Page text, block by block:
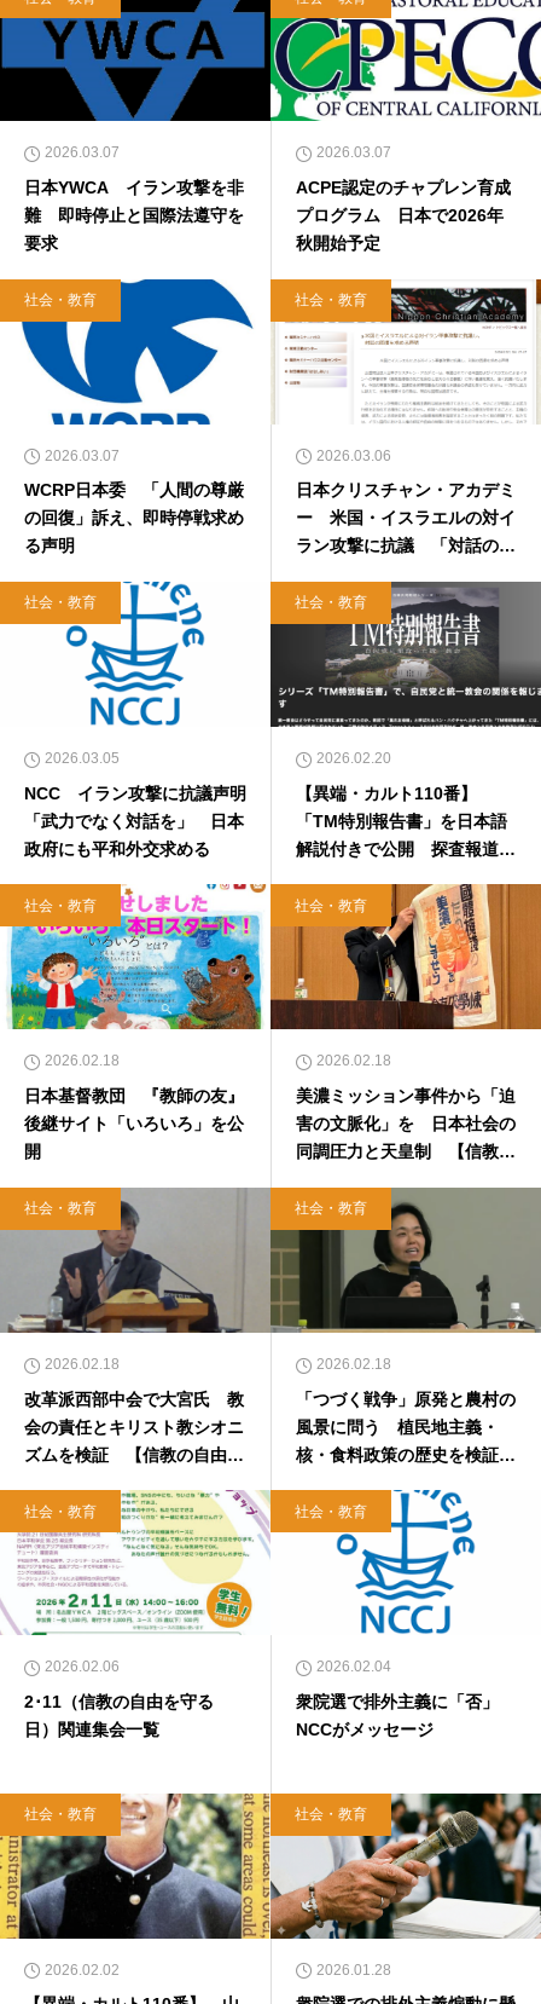
2026.03.07
日本YWCA イラン攻撃を非
難 即時停止と国際法遵守を
要求
2026.03.07
ACPE認定のチャプレン育成
プログラム 日本で2026年
秋開始予定
社会・教育
2026.03.07
WCRP日本委 「人間の尊厳
の回復」訴え、即時停戦求め
る声明
社会・教育
2026.03.06
日本クリスチャン・アカデミ
ー 米国・イスラエルの対イ
ラン攻撃に抗議 「対話の道
社会・教育
2026.03.05
NCC イラン攻撃に抗議声明
「武力でなく対話を」 日本
政府にも平和外交求める
社会・教育
2026.02.20
【異端・カルト110番】
「TM特別報告書」を日本語
解説付きで公開 探査報道専
ュースタパと共同取材
社会・教育
2026.02.18
日本基督教団 『教師の友』
後継サイト「いろいろ」を公
開
社会・教育
2026.02.18
美濃ミッション事件から「迫
害の文脈化」を 日本社会の
同調圧力と天皇制 【信教の
社会・教育
2026.02.18
改革派西部中会で大宮氏 教
会の責任とキリスト教シオニ
ズムを検証 【信教の自由を
社会・教育
2026.02.18
「つづく戦争」原発と農村の
風景に問う 植民地主義・
核・食料政策の歴史を検証
社会・教育
2026.02.06
2･11（信教の自由を守る
日）関連集会一覧
社会・教育
2026.02.04
衆院選で排外主義に「否」
NCCがメッセージ
社会・教育
2026.02.02
社会・教育
2026.01.28